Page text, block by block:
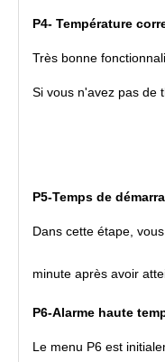
P4- Température
Très bonne
Si vous n'avez pas de
P5-Temps de
Dans cette étape,
minute après avoir
P6-Alarme haute
Le menu P6 est